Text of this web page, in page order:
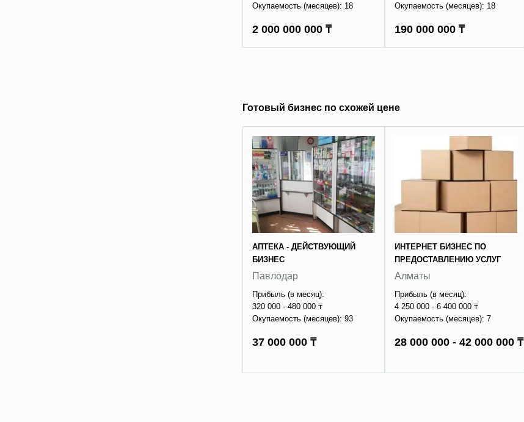
Окупаемость (месяцев): 18
2 000 000 000 ₸
Окупаемость (месяцев): 18
190 000 000 ₸
Готовый бизнес по схожей цене
АПТЕКА - ДЕЙСТВУЮЩИЙ
БИЗНЕС
Павлодар
Прибыль (в месяц):
320 000 - 480 000 ₸
Окупаемость (месяцев): 93
37 000 000 ₸
ИНТЕРНЕТ БИЗНЕС ПО
ПРЕДОСТАВЛЕНИЮ УСЛУГ
Алматы
Прибыль (в месяц):
4 250 000 - 6 400 000 ₸
Окупаемость (месяцев): 7
28 000 000 - 42 000 000 ₸